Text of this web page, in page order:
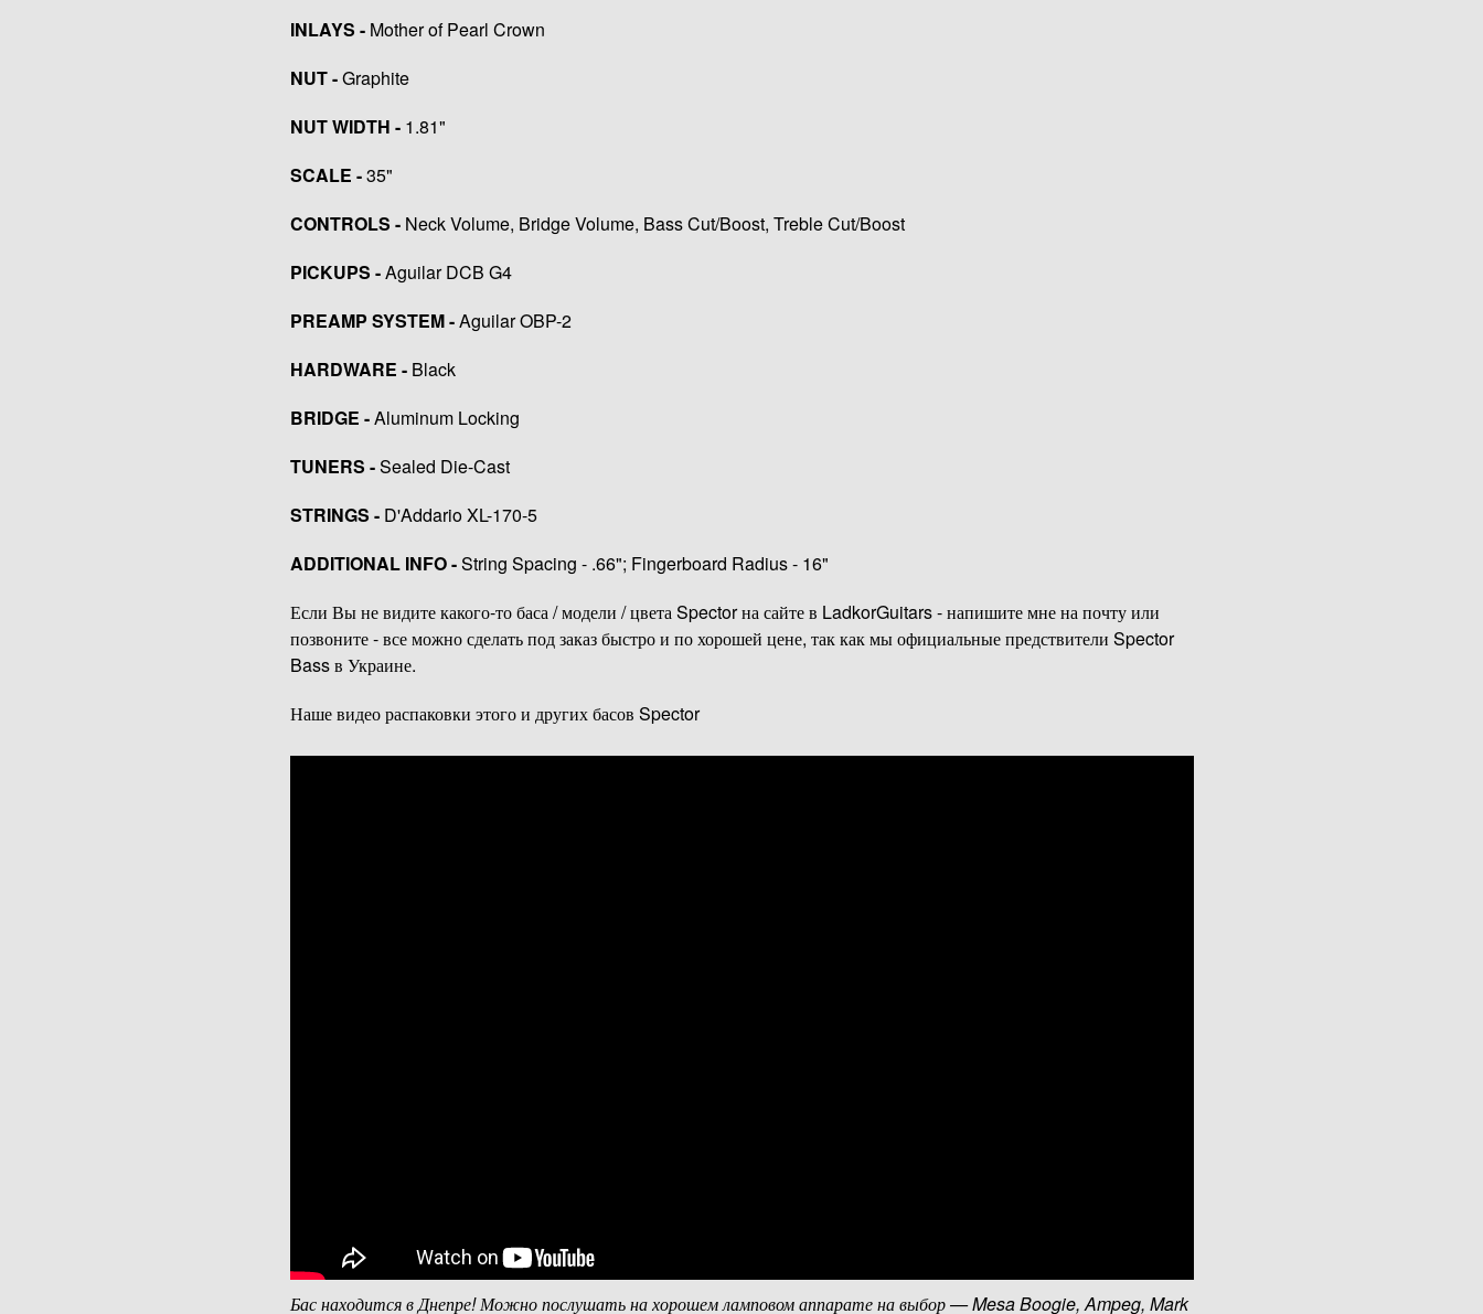
INLAYS - Mother of Pearl Crown
NUT -Graphite
NUT WIDTH - 1.81"
SCALE -35"
CONTROLS - Neck Volume, Bridge Volume, Bass Cut/Boost, Treble Cut/Boost
PICKUPS -Aguilar DCB G4
PREAMP SYSTEM -Aguilar OBP-2
HARDWARE - Black
BRIDGE -Aluminum Locking
TUNERS -Sealed Die-Cast
STRINGS - D'Addario XL-170-5
ADDITIONAL INFO -String Spacing - .66"; Fingerboard Radius - 16"
Если Вы не видите какого-то баса / модели / цвета Spector на сайте в LadkorGuitars - напишите мне на почту или
позвоните - все можно сделать под заказ быстро и по хорошей цене, так как мы официальные предствители Spector
Bass в Украине.
Наше видео распаковки этого и других басов Spector
Бас находится в Днепре! Можно послушать на хорошем ламповом аппарате на выбор — Mesa Boogie, Ampeg, Mark